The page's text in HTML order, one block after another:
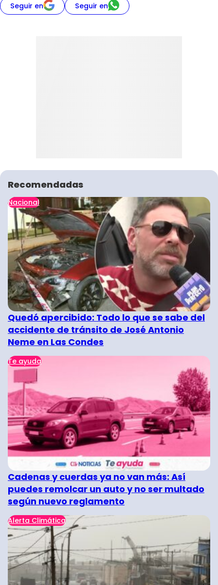
Seguir en Seguir en
Recomendadas
Nacional
Quedó apercibido: Todo lo que se sabe del
accidente de tránsito de José Antonio
Neme en Las Condes
Te ayuda
Cadenas y cuerdas ya no van más: Así
puedes remolcar un auto y no ser multado
según nuevo reglamento
Alerta Climática